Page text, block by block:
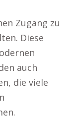
Zugang zu
Diese
auch
die viele